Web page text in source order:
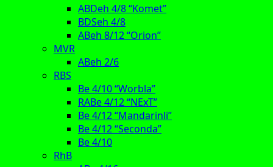
ABDeh 4/8 “Komet”
BDSeh 4/8
ABeh 8/12 “Orion”
MVR
ABeh 2/6
RBS
Be 4/10 “Worbla”
RABe 4/12 “NExT”
Be 4/12 “Mandarinli”
Be 4/12 “Seconda”
Be 4/10
RhB